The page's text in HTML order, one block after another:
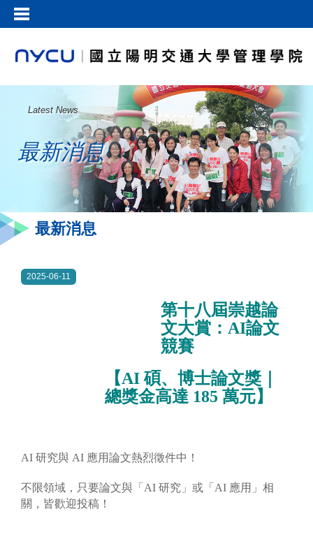
Latest News
最新消息
最新消息
2025-06-11
第十八屆崇越論
文大賞： AI論文
競賽
【AI碩、博士論文獎｜
總獎金高達 185 萬元】
AI 研究與 AI 應用論文熱烈徵件中！
不限領域，只要論文與「AI 研究」或「AI 應用」相
關，皆歡迎投稿！